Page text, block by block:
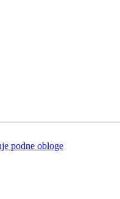
podne obloge